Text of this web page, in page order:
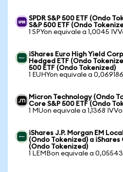
SPDR S&P 500 ETF (Ondo
S&P 500 ETF (Ondo
1 SPYon equivale a 1,0045
iShares Euro High Yield
Hedged ETF (Ondo
500 ETF (Ondo Tokenized)
1 EUHYon equivale a
Micron Technology (Ondo
Core S&P 500 ETF (Ondo
1 MUon equivale a 1,1368
iShares J.P. Morgan EM
(Ondo Tokenized) a iShares
(Ondo Tokenized)
1 LEMBon equivale a